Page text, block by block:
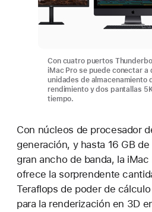
Con cuatro puertos
iMac Pro se puede conectar a
unidades de almacenamiento
rendimiento y dos pantallas
tiempo.
Con núcleos de procesador
generación, y hasta 16 GB
gran ancho de banda, la
ofrece la sorprendente
Teraflops de poder de
para la renderización en 3D